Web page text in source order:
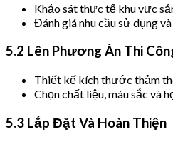
Khảo sát thực tế khu vực
Đánh giá nhu cầu sử dụng
5.2 Lên Phương Án Thi
Thiết kế kích thước thảm
Chọn chất liệu, màu sắc và
5.3 Lắp Đặt Và Hoàn Thiện